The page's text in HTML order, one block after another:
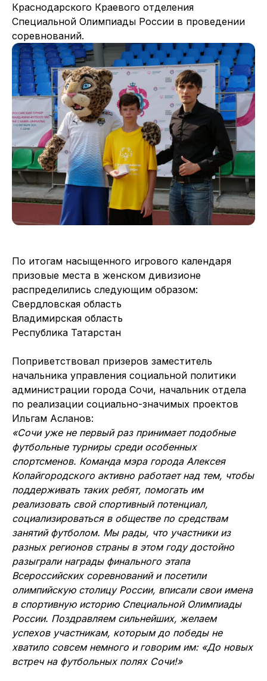
Краснодарского Краевого отделения
Специальной Олимпиады России в проведении
соревнований.
По итогам насыщенного игрового календаря
призовые места в женском дивизионе
распределились следующим образом:
Свердловская область
Владимирская область
Республика Татарстан
Поприветствовал призеров заместитель
начальника управления социальной политики
администрации города Сочи, начальник отдела
по реализации социально-значимых проектов
Ильгам Асланов:
«Сочи уже не первый раз принимает подобные
футбольные турниры среди особенных
спортсменов. Команда мэра города Алексея
Копайгородского активно работает над тем, чтобы
поддерживать таких ребят, помогать им
реализовать свой спортивный потенциал,
социализироваться в обществе по средствам
занятий футболом. Мы рады, что участники из
разных регионов страны в этом году достойно
разыграли награды финального этапа
Всероссийских соревнований и посетили
олимпийскую столицу России, вписали свои имена
в спортивную историю Специальной Олимпиады
России. Поздравляем сильнейших, желаем
успехов участникам, которым до победы не
хватило совсем немного и говорим им: «До новых
встреч на футбольных полях Сочи!»